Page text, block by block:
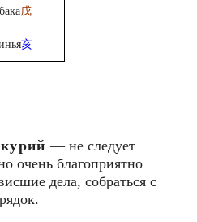
戌
亥
— не следует
очень благоприятно
дела, собраться с